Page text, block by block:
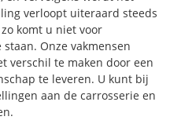
verloopt uiteraard steeds
komt u niet voor
Onze vakmensen
verschil te maken door een
te leveren. U kunt bij
aan de carrosserie en